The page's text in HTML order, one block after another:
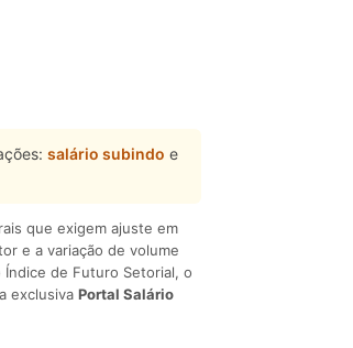
salário subindo e
que exigem ajuste em
e a variação de volume
Índice de Futuro Setorial, o
exclusiva Portal Salário